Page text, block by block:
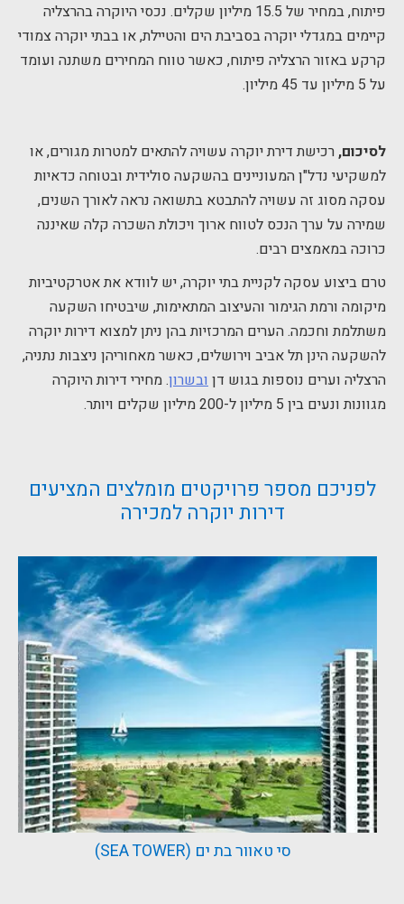
פיתוח, במחיר של 15.5 מיליון שקלים. נכסי היוקרה בהרצליה
קיימים במגדלי יוקרה בסביבת הים והטיילת, או בבתי יוקרה צמודי
קרקע באזור הרצליה פיתוח, כאשר טווח המחירים משתנה ועומד
על 5 מיליון עד 45 מיליון.
לסיכום,רכישת דירת יוקרה עשויה להתאים למטרות מגורים, או
למשקיעי נדל"ן המעוניינים בהשקעה סולידית ובטוחה כדאיות
עסקה מסוג זה עשויה להתבטא בתשואה נראה לאורך השנים,
שמירה על ערך הנכס לטווח ארוך ויכולת השכרה קלה שאיננה
כרוכה במאמצים רבים.
טרם ביצוע עסקה לקניית בתי יוקרה, יש לוודא את אטרקטיביות
מיקומה ורמת הגימור והעיצוב המתאימות, שיבטיחו השקעה
משתלמת וחכמה. הערים המרכזיות בהן ניתן למצוא דירות יוקרה
להשקעה הינן תל אביב וירושלים, כאשר מאחוריהן ניצבות נתניה,
הרצליה וערים נוספות בגוש דןובשרון. מחירי דירות היוקרה
מגוונות ונעים בין 5 מיליון ל-200 מיליון שקלים ויותר.
לפניכם מספר פרויקטים מומלצים המציעים
דירות יוקרה למכירה
סי טאוור בת ים (SEA TOWER)